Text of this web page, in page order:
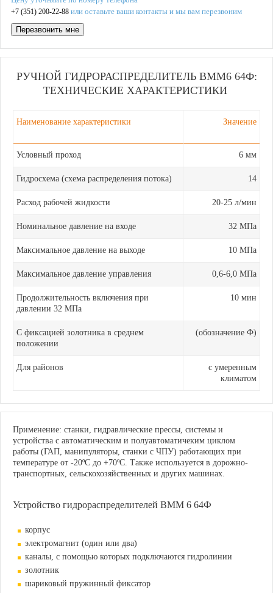
+7 (351) 200-22-88 или оставьте ваши контакты и мы вам перезвоним
Перезвонить мне
РУЧНОЙ ГИДРОРАСПРЕДЕЛИТЕЛЬ ВММ6 64Ф:
ТЕХНИЧЕСКИЕ ХАРАКТЕРИСТИКИ
Наименование характеристики Значение
Условный проход 6 мм
Гидросхема (схема распределения потока) 14
Расход рабочей жидкости 20-25 л/мин
Номинальное давление на входе 32 МПа
Максимальное давление на выходе 10 МПа
Максимальное давление управления 0,6-6,0 МПа
Продолжительность включения при
давлении 32 МПа
10 мин
С фиксацией золотника в среднем
положении
(обозначение Ф)
Для районов
с умеренным
климатом
Применение: станки, гидравлические прессы, системы и
устройства с автоматическим и полуавтоматичеким циклом
работы (ГАП, манипуляторы, станки с ЧПУ) работающих при
температуре от -20ºС до +70ºС. Также используется в дорожно-
транспортных, сельскохозяйственных и других машинах.
Устройство гидрораспределителей ВММ 6 64Ф
корпус
электромагнит (один или два)
каналы, с помощью которых подключаются гидролинии
золотник
шариковый пружинный фиксатор